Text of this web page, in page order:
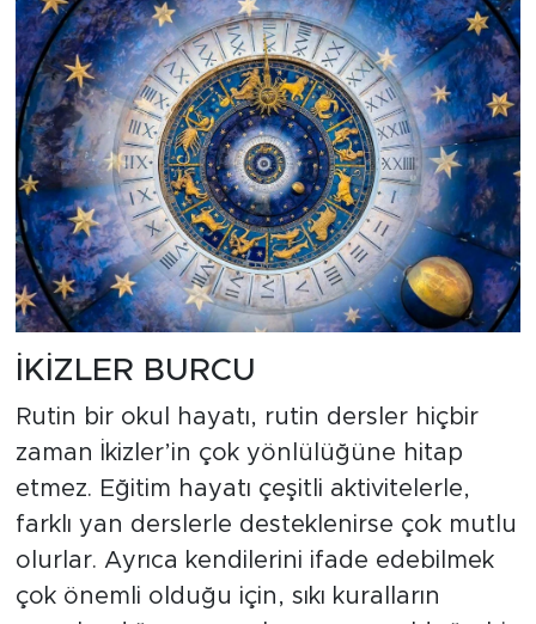
İKİZLER BURCU
Rutin bir okul hayatı, rutin dersler hiçbir
zaman İkizler’in çok yönlülüğüne hitap
etmez. Eğitim hayatı çeşitli aktivitelerle,
farklı yan derslerle desteklenirse çok mutlu
olurlar. Ayrıca kendilerini ifade edebilmek
çok önemli olduğu için, sıkı kuralların